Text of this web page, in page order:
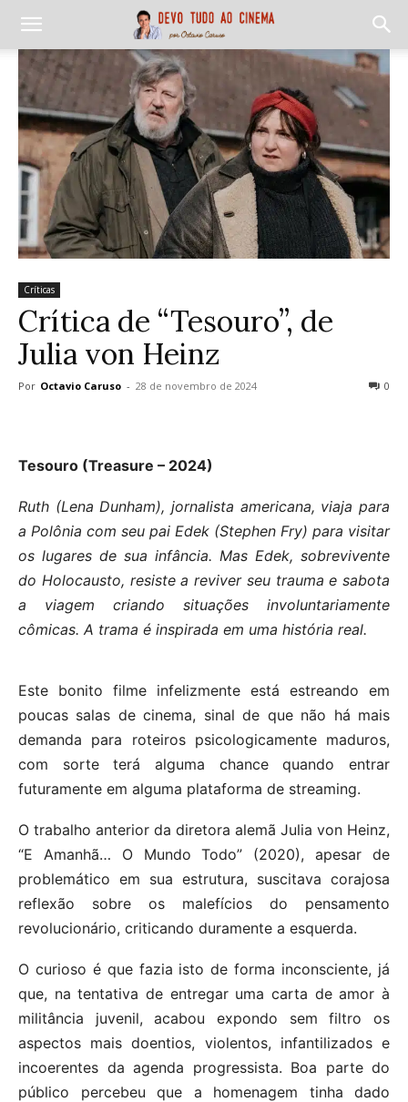
Críticas
Crítica de “Tesouro”, de
Julia von Heinz
Por Octavio Caruso - 28 de novembro de 2024 0
Tesouro (Treasure – 2024)
Ruth (Lena Dunham), jornalista americana, viaja para
a Polônia com seu pai Edek (Stephen Fry) para visitar
os lugares de sua infância. Mas Edek, sobrevivente
do Holocausto, resiste a reviver seu trauma e sabota
a viagem criando situações involuntariamente
cômicas. A trama é inspirada em uma história real.
Este bonito filme infelizmente está estreando em
poucas salas de cinema, sinal de que não há mais
demanda para roteiros psicologicamente maduros,
com sorte terá alguma chance quando entrar
futuramente em alguma plataforma de streaming.
O trabalho anterior da diretora alemã Julia von Heinz,
“E Amanhã… O Mundo Todo” (2020), apesar de
problemático em sua estrutura, suscitava corajosa
reflexão sobre os malefícios do pensamento
revolucionário, criticando duramente a esquerda.
O curioso é que fazia isto de forma inconsciente, já
que, na tentativa de entregar uma carta de amor à
militância juvenil, acabou expondo sem filtro os
aspectos mais doentios, violentos, infantilizados e
incoerentes da agenda progressista. Boa parte do
público percebeu que a homenagem tinha dado